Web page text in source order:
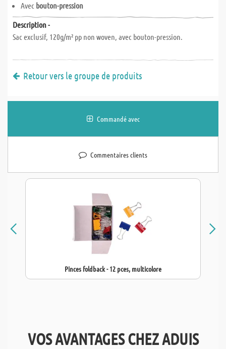
Avec bouton-pression
Description -
Sac exclusif, 120g/m² pp non woven, avec bouton-pression.
Retour vers le groupe de produits
Commandé avec
Commentaires clients
Pinces foldback - 12 pces, multicolore
VOS AVANTAGES CHEZ ADUIS